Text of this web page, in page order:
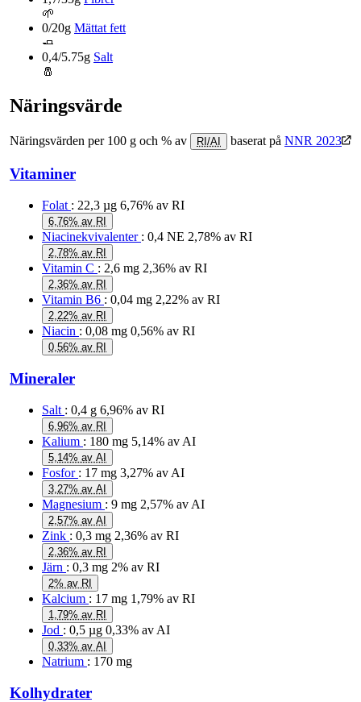
🌱
0/20g Mättat fett
🧈
0,4/5.75g Salt
🧂
Näringsvärde
Näringsvärden per 100 g och % av RI/AI baserat på NNR 2023
Vitaminer
Folat : 22,3 µg 6,76% av RI
6,76% av RI
Niacinekvivalenter : 0,4 NE 2,78% av RI
2,78% av RI
Vitamin C : 2,6 mg 2,36% av RI
2,36% av RI
Vitamin B6 : 0,04 mg 2,22% av RI
2,22% av RI
Niacin : 0,08 mg 0,56% av RI
0,56% av RI
Mineraler
Salt : 0,4 g 6,96% av RI
6,96% av RI
Kalium : 180 mg 5,14% av AI
5,14% av AI
Fosfor : 17 mg 3,27% av AI
3,27% av AI
Magnesium : 9 mg 2,57% av AI
2,57% av AI
Zink : 0,3 mg 2,36% av RI
2,36% av RI
Järn : 0,3 mg 2% av RI
2% av RI
Kalcium : 17 mg 1,79% av RI
1,79% av RI
Jod : 0,5 µg 0,33% av AI
0,33% av AI
Natrium : 170 mg
Kolhydrater